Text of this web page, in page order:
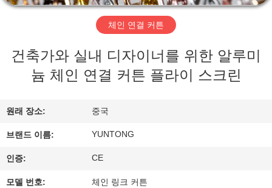
리
대
여
공
장
체인 연결 커튼
건축가와 실내 디자이너를 위한 알루미
늄 체인 연결 커튼 플라이 스크린
원래 장소: 중국
브랜드 이름: YUNTONG
인증: CE
모델 번호: 체인 링크 커튼